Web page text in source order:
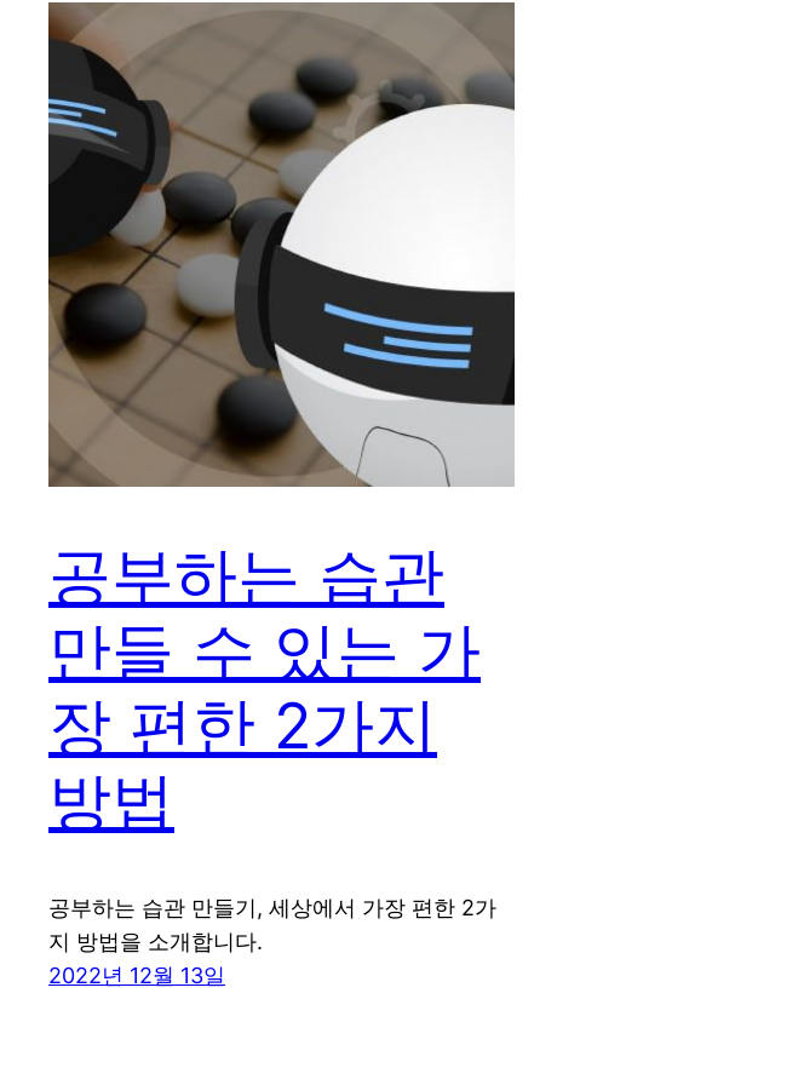
공부하는 습관
만들 수 있는 가
장 편한 2가지
방법
공부하는 습관 만들기, 세상에서 가장 편한 2가
지 방법을 소개합니다.
2022년 12월 13일